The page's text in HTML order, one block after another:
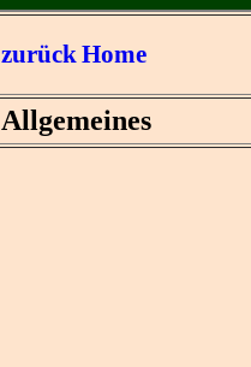
zurückHome
Allgemeines